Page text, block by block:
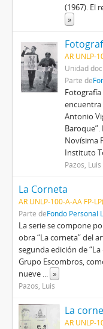
(1967). El
»
AR UNLP-
Unidad
Parte de
Fotografía
encuentra
Antonio
Novísima
Instituto
Pazos, Luis
La Corneta
AR UNLP-100-A-AA FP-
Parte deFondo Personal
La serie se compone
obra “La corneta” del
segunda edición de
Grupo Escombros,
nueve ... »
Pazos, Luis
La
AR UNLP-